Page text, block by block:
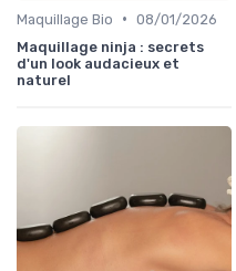
Maquillage Bio • 08/01/2026
Maquillage ninja : secrets
d'un look audacieux et
naturel